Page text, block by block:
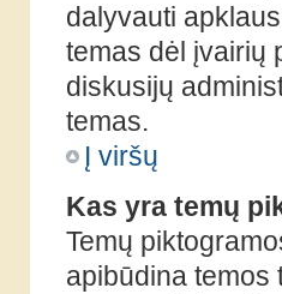
dalyvauti
temas dėl įvairių
diskusijų
temas.
Į viršų
Kas yra temų
Temų
apibūdina temos